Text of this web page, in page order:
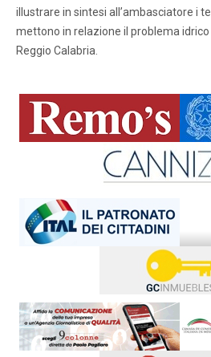
illustrare in sintesi all’ambasciatore i
mettono in relazione il problema idrico
Reggio Calabria.